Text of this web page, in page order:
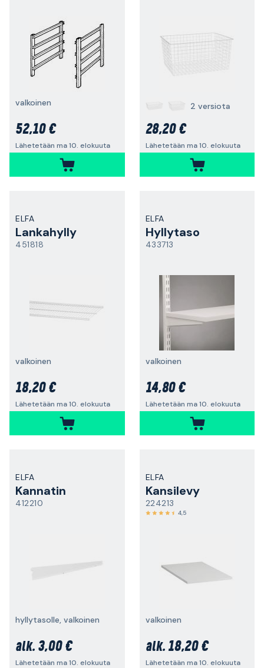
valkoinen
52,10 €
Lähetetään ma 10. elokuuta
2 versiota
28,20 €
Lähetetään ma 10. elokuuta
ELFA
Lankahylly
451818
valkoinen
18,20 €
Lähetetään ma 10. elokuuta
ELFA
Hyllytaso
433713
valkoinen
14,80 €
Lähetetään ma 10. elokuuta
ELFA
Kannatin
412210
hyllytasolle, valkoinen
alk. 3,00 €
Lähetetään ma 10. elokuuta
ELFA
Kansilevy
224213
4,5
valkoinen
alk. 18,20 €
Lähetetään ma 10. elokuuta